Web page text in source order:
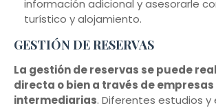
información adicional y asesorarle
turístico y alojamiento.
GESTIÓN DE RESERVAS
La gestión de reservas se puede
directa o bien a través de empresas
intermediarias. Diferentes estudios